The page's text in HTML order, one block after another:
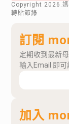
Copyright 2026 .
轉貼節錄
訂閱
定期收到最新
輸入Email 即
加入